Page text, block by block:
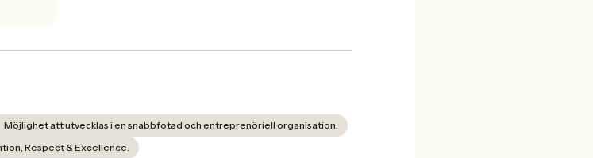
Möjlighet att utvecklas i en snabbfotad och entreprenöriell organisation.
Respect & Excellence.